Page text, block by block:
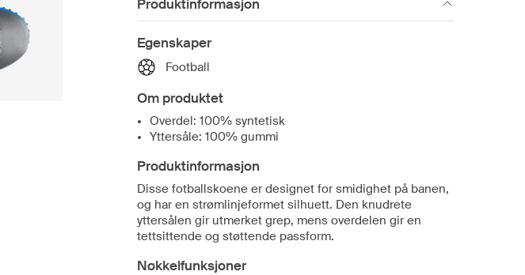
Produktinformasjon
Egenskaper
Football
Om produktet
Overdel: 100% syntetisk
Yttersåle: 100% gummi
Produktinformasjon
Disse fotballskoene er designet for smidighet på banen,
og har en strømlinjeformet silhuett. Den knudrete
yttersålen gir utmerket grep, mens overdelen gir en
tettsittende og støttende passform.
Nøkkelfunksjoner